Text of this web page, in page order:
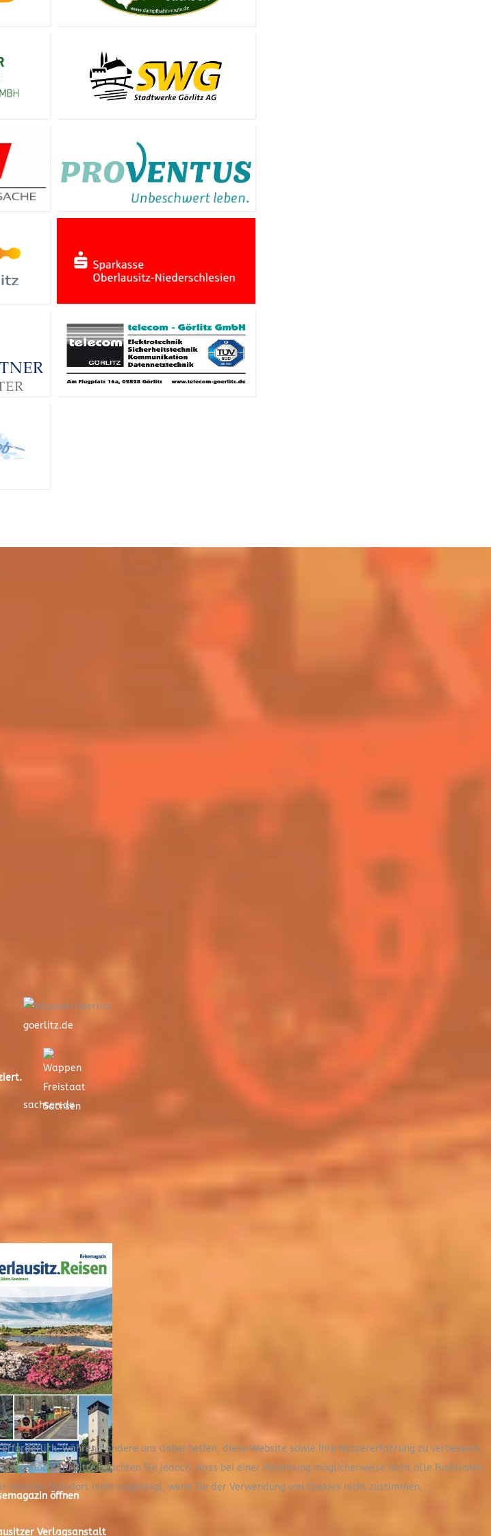
goerlitz.de
sachsen.de
öffnen
Verlagsanstalt
während andere uns dabei helfen, diese Website sowie Ihre Nutzererfahrung zu verbessern
möchten. Bitte beachten Sie jedoch, dass bei einer Ablehnung möglicherweise nicht alle Funktionen
Standort nicht angezeigt, wenn Sie der Verwendung von Cookies nicht zustimmen.